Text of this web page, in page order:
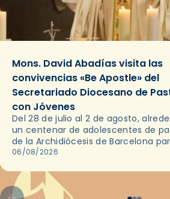
Mons. David Abadías visita las
convivencias «Be Apostle» del
Secretariado Diocesano de
con Jóvenes
Del 28 de julio al 2 de agosto,
un centenar de adolescentes de
de la Archidiócesis de Barcelona
en las convivencias Be Apostle,
06/08/2026